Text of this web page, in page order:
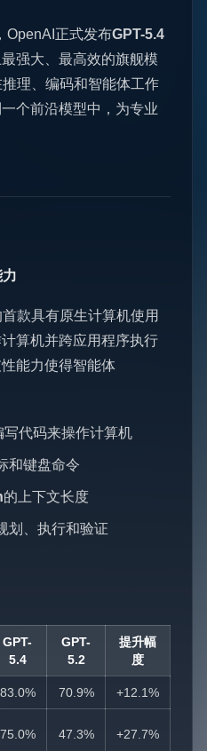
OpenAI正式发布GPT-5.4
强大、最高效的旗舰模
理、编码和智能体工作
个前沿模型中，为专业
款具有原生计算机使用
算机并跨应用程序执行
能力使得智能体
代码来操作计算机
和键盘命令
的上下文长度
划、执行和验证
GPT-
5.4
GPT-
5.2
提升幅
度
83.0% 70.9% +12.1%
75.0% 47.3% +27.7%